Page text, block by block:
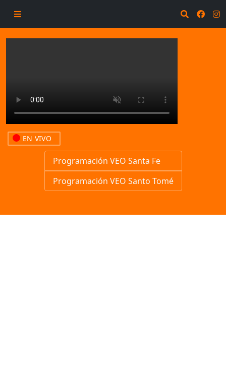
EN VIVO
Programación VEO Santa Fe
Programación VEO Santo Tomé